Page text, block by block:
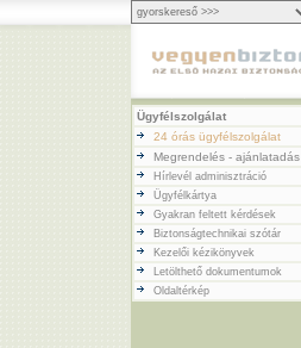
Ügyfélszolgálat
24 órás ügyfélszolgálat
Megrendelés - ajánlatadás
Hírlevél adminisztráció
Ügyfélkártya
Gyakran feltett kérdések
Biztonságtechnikai szótár
Kezelői kézikönyvek
Letölthető dokumentumok
Oldaltérkép